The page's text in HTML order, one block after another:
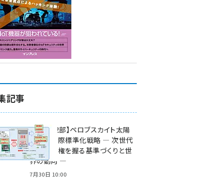
記事
特集【第2部】ペロブスカイト太陽
電池の国際標準化戦略 ― 次世代
市場の覇権を握る基準づくりと世
界の動向 ―
7月30日 10:00